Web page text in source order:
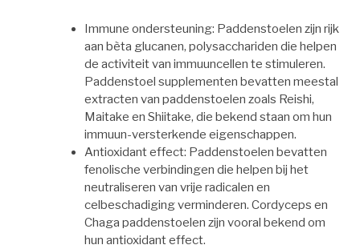
Immune ondersteuning: Paddenstoelen zijn rijk
aan bèta glucanen, polysacchariden die helpen
de activiteit van immuuncellen te stimuleren.
Paddenstoel supplementen bevatten meestal
extracten van paddenstoelen zoals Reishi,
Maitake en Shiitake, die bekend staan om hun
immuun-versterkende eigenschappen.
Antioxidant effect: Paddenstoelen bevatten
fenolische verbindingen die helpen bij het
neutraliseren van vrije radicalen en
celbeschadiging verminderen. Cordyceps en
Chaga paddenstoelen zijn vooral bekend om
hun antioxidant effect.